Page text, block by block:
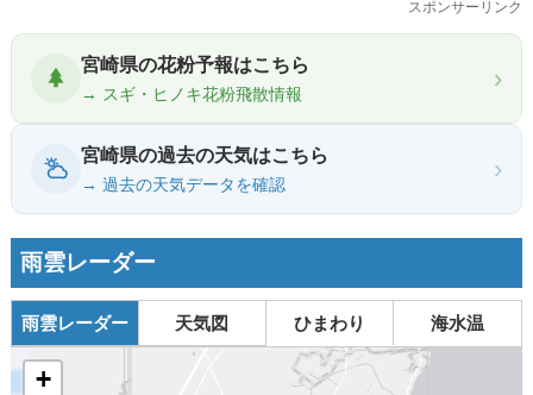
スポンサーリンク
宮崎県の花粉予報はこちら
→ スギ・ヒノキ花粉飛散情報
›
宮崎県の過去の天気はこちら
→ 過去の天気データを確認
›
雨雲レーダー
雨雲レーダー 天気図 ひまわり 海水温
+